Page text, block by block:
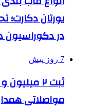
یورتان
در دکوراسیون
7 روز پیش
مواصلاتی